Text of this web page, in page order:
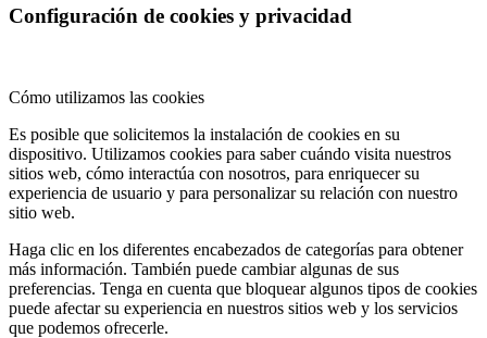
Configuración de cookies y privacidad
Cómo utilizamos las cookies
Es posible que solicitemos la instalación de cookies en su
dispositivo. Utilizamos cookies para saber cuándo visita nuestros
sitios web, cómo interactúa con nosotros, para enriquecer su
experiencia de usuario y para personalizar su relación con nuestro
sitio web.
Haga clic en los diferentes encabezados de categorías para obtener
más información. También puede cambiar algunas de sus
preferencias. Tenga en cuenta que bloquear algunos tipos de cookies
puede afectar su experiencia en nuestros sitios web y los servicios
que podemos ofrecerle.